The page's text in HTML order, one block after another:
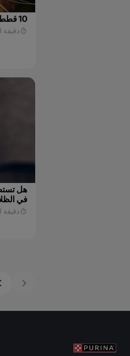
10 قطط شهيرة عبر التاريخ
دقيقة
هل
في
دقيقة